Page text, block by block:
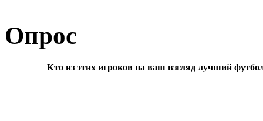
Опрос
Кто из этих игроков на ваш взгляд лучший